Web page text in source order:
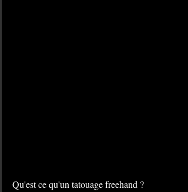
Qu'est ce qu'un tatouage freehand ?